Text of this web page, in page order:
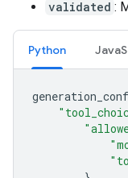
validated :
Python